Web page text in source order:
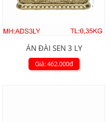
ÁN ĐÀI SEN 3 LY
Giá: 462.000đ